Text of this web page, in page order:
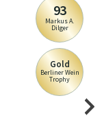
93
Markus A.
Dilger
Gold
Berliner Wein
Trophy